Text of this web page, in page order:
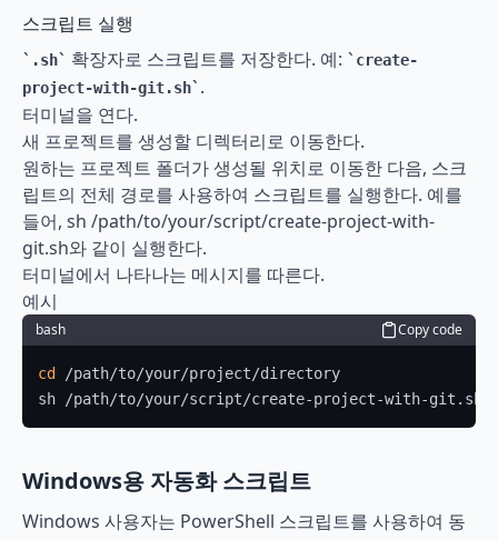
스크립트 실행
.sh 확장자로 스크립트를 저장한다. 예:
create-
project-with-git.sh .
터미널을 연다.
새 프로젝트를 생성할 디렉터리로 이동한다.
원하는 프로젝트 폴더가 생성될 위치로 이동한 다음, 스크
립트의 전체 경로를 사용하여 스크립트를 실행한다. 예를
들어, sh /path/to/your/script/create-project-with-
git.sh와 같이 실행한다.
터미널에서 나타나는 메시지를 따른다.
예시
bash Copy code
cd
/path/to/your/project/directory
sh /path/to/your/script/create-project-with-git.sh
Windows용 자동화 스크립트
Windows 사용자는 PowerShell 스크립트를 사용하여 동